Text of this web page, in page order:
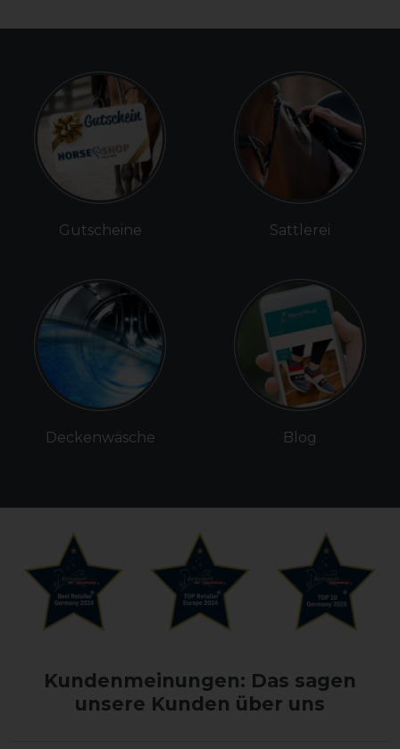
Gutscheine
Deckenwäsche
Sattlerei
Blog
Kundenmeinungen: Das sagen
unsere Kunden über uns